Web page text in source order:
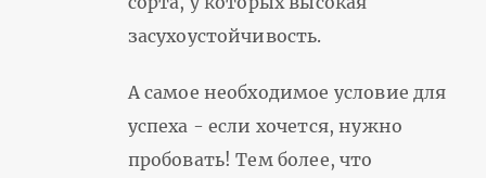
засухоустойчивость.
А самое необходимое условие для
успеха - если хочется, нужно
пробовать! Тем более, что